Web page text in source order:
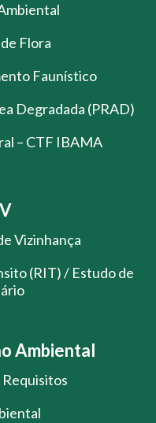
Flora
Faunístico
Degradada (PRAD)
– CTF IBAMA
Vizinhança
(RIT) / Estudo de
Ambiental